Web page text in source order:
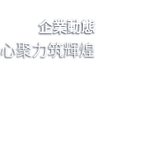
企業動態
聚力筑輝煌